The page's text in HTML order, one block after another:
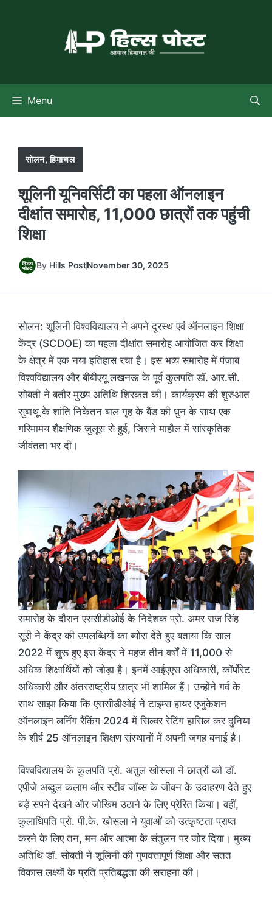
Menu
सोलन,हिमाचल
शूलिनी यूनिवर्सिटी का पहला ऑनलाइन
दीक्षांत समारोह, 11,000 छात्रों तक पहुंची
शिक्षा
By Hills PostNovember 30, 2025
सोलन: शूलिनी विश्वविद्यालय ने अपने दूरस्थ एवं ऑनलाइन शिक्षा
केंद्र (SCDOE) का पहला दीक्षांत समारोह आयोजित कर शिक्षा
के क्षेत्र में एक नया इतिहास रचा है। इस भव्य समारोह में पंजाब
विश्वविद्यालय और बीबीएयू लखनऊ के पूर्व कुलपति डॉ. आर.सी.
सोबती ने बतौर मुख्य अतिथि शिरकत की। कार्यक्रम की शुरुआत
सुबाथू के शांति निकेतन बाल गृह के बैंड की धुन के साथ एक
गरिमामय शैक्षणिक जुलूस से हुई, जिसने माहौल में सांस्कृतिक
जीवंतता भर दी।
समारोह के दौरान एससीडीओई के निदेशक प्रो. अमर राज सिंह
सूरी ने केंद्र की उपलब्धियों का ब्योरा देते हुए बताया कि साल
2022 में शुरू हुए इस केंद्र ने महज तीन वर्षों में 11,000 से
अधिक शिक्षार्थियों को जोड़ा है। इनमें आईएएस अधिकारी, कॉर्पोरेट
अधिकारी और अंतरराष्ट्रीय छात्र भी शामिल हैं। उन्होंने गर्व के
साथ साझा किया कि एससीडीओई ने टाइम्स हायर एजुकेशन
ऑनलाइन लर्निंग रैंकिंग 2024 में सिल्वर रेटिंग हासिल कर दुनिया
के शीर्ष 25 ऑनलाइन शिक्षण संस्थानों में अपनी जगह बनाई है।
विश्वविद्यालय के कुलपति प्रो. अतुल खोसला ने छात्रों को डॉ.
एपीजे अब्दुल कलाम और स्टीव जॉब्स के जीवन के उदाहरण देते हुए
बड़े सपने देखने और जोखिम उठाने के लिए प्रेरित किया। वहीं,
कुलाधिपति प्रो. पी.के. खोसला ने युवाओं को उत्कृष्टता प्राप्त
करने के लिए तन, मन और आत्मा के संतुलन पर जोर दिया। मुख्य
अतिथि डॉ. सोबती ने शूलिनी की गुणवत्तापूर्ण शिक्षा और सतत
विकास लक्ष्यों के प्रति प्रतिबद्धता की सराहना की।